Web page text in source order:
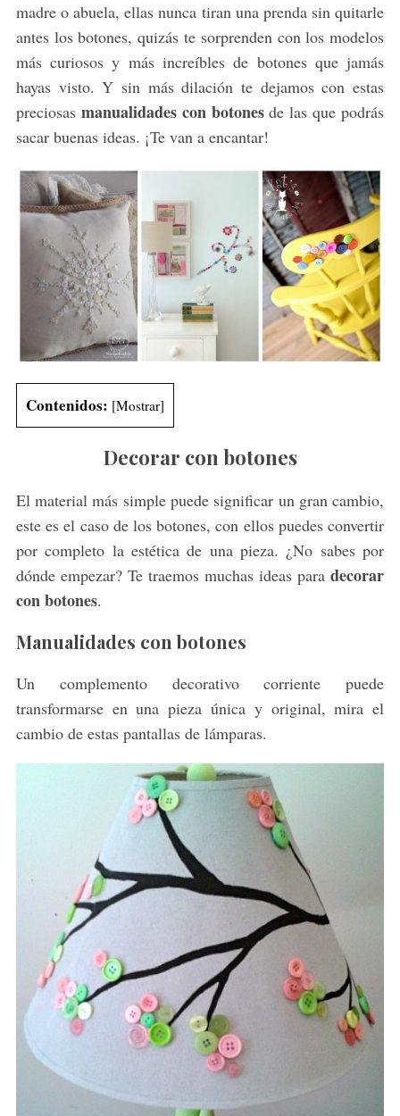
madre o abuela, ellas nunca tiran una prenda sin quitarle
antes los botones, quizás te sorprenden con los modelos
más curiosos y más increíbles de botones que jamás
hayas visto. Y sin más dilación te dejamos con estas
preciosasmanualidades con botonesde las que podrás
sacar buenas ideas. ¡Te van a encantar!
Contenidos: [Mostrar]
Decorar con botones
El material más simple puede significar un gran cambio,
este es el caso de los botones, con ellos puedes convertir
por completo la estética de una pieza. ¿No sabes por
dónde empezar? Te traemos muchas ideas paradecorar
con botones.
Manualidades con botones
Un complemento decorativo corriente puede
transformarse en una pieza única y original, mira el
cambio de estas pantallas de lámparas.